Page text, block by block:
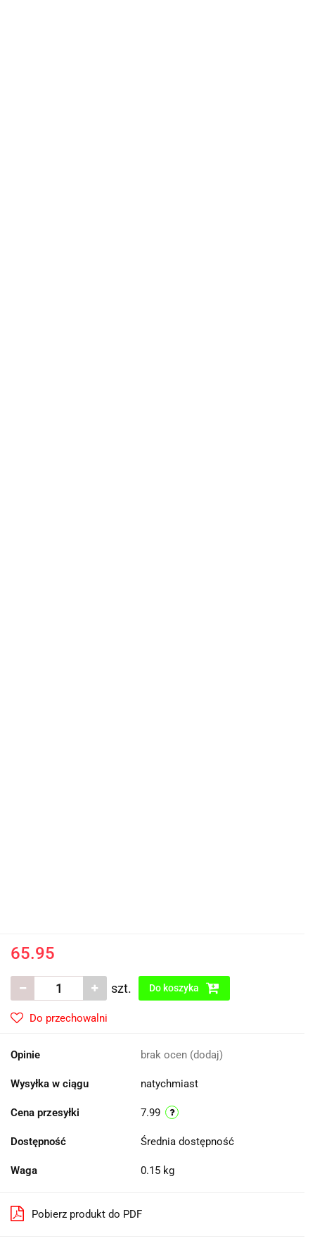
65.95
szt. Do koszyka
Do przechowalni
Opinie brak ocen (dodaj)
Wysyłka w ciągu natychmiast
Cena przesyłki 7.99
Dostępność Średnia dostępność
Waga 0.15 kg
Pobierz produkt do PDF